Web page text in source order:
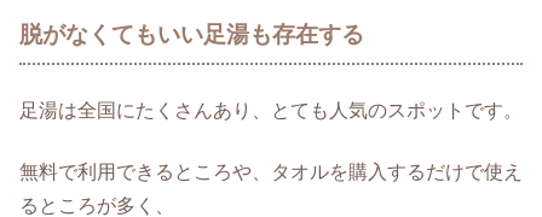
脱がなくてもいい足湯も存在する
足湯は全国にたくさんあり、とても人気のスポットです。
無料で利用できるところや、タオルを購入するだけで使え
るところが多く、